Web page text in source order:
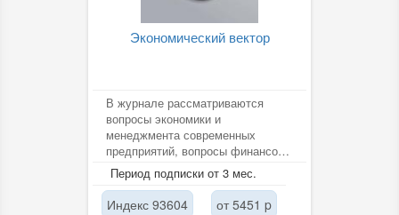
Экономический вектор
В журнале рассматриваются
вопросы экономики и
менеджмента современных
предприятий, вопросы финансов
и статистики предприятий и
организаций, а также...
Период подписки от 3 мес.
Индекс 93604 от 5451 p